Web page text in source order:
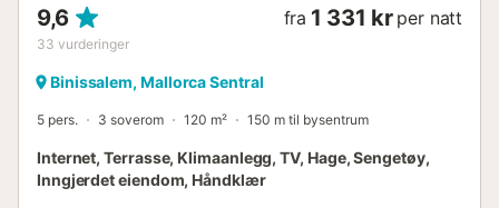
9,6
33 vurderinger
fra 1 331 kr per natt
Binissalem, Mallorca Sentral
5 pers. 3 soverom 120 m² 150 m til bysentrum
Internet, Terrasse, Klimaanlegg, TV, Hage, Sengetøy,
Inngjerdet eiendom, Håndklær